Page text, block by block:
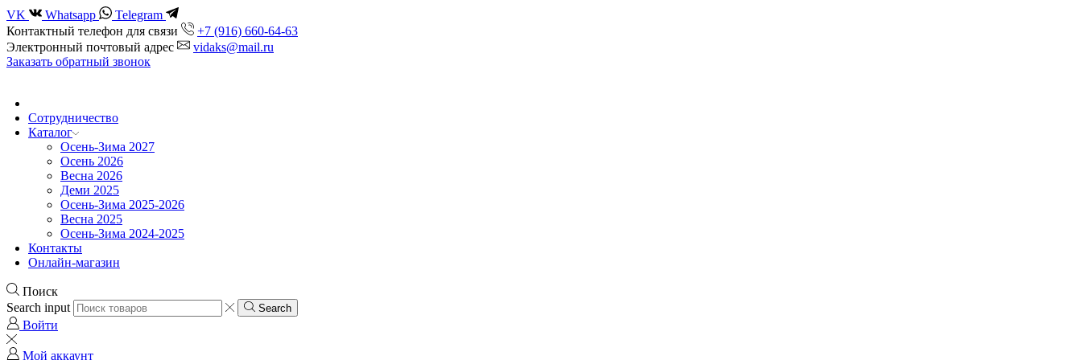
VK Whatsapp
Telegram
Контактный телефон для связи
+7 (916) 660-64-63
Электронный почтовый адрес
vidaks@mail.ru
Заказать обратный звонок
Сотрудничество
Каталог
Осень-Зима 2027
Осень 2026
Весна 2026
Деми 2025
Осень-Зима 2025-2026
Весна 2025
Осень-Зима 2024-2025
Контакты
Онлайн-магазин
Поиск
Search input
Search
Войти
Мой аккаунт